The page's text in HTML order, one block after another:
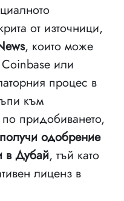
от източници,
, които може
или
процес в
към
придобиването,
одобрение
в Дубай, тъй като
лиценз в